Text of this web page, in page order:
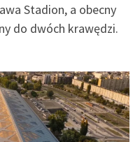
Stadion, a obecny
do dwóch krawędzi.